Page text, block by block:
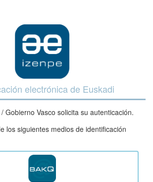
electrónica de Euskadi
Gobierno Vasco solicita su autenticación.
los siguientes medios de identificación